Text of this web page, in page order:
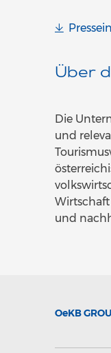
Über
Die
und
und
OeKB